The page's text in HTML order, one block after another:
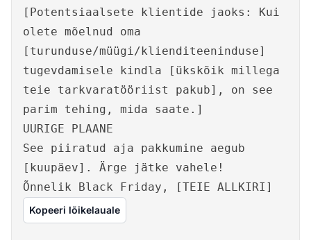
[Potentsiaalsete klientide jaoks: Kui
olete mõelnud oma
[turunduse/müügi/klienditeeninduse]
tugevdamisele kindla [ükskõik millega
teie tarkvaratööriist pakub], on see
parim tehing, mida saate.]
UURIGE PLAANE
See piiratud aja pakkumine aegub
[kuupäev]. Ärge jätke vahele!
Õnnelik Black Friday, [TEIE ALLKIRI]
Kopeeri lõikelauale